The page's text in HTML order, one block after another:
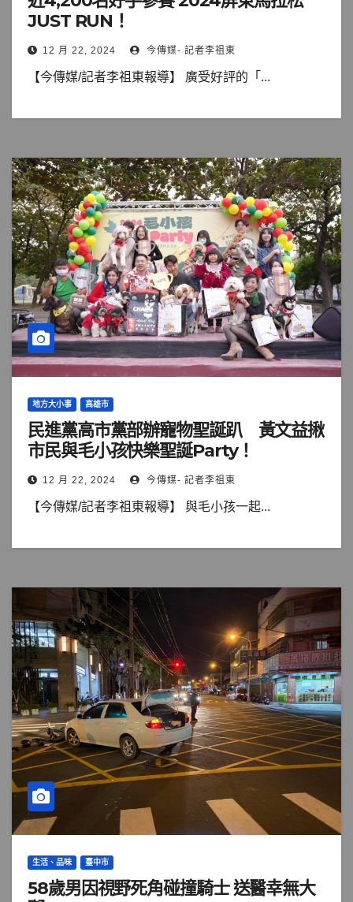
JUST RUN！
12 月 22, 2024 今傳媒- 記者李祖東
【今傳媒/記者李祖東報導】 廣受好評的「...
地方大小事 高雄市
民進黨高市黨部辦寵物聖誕趴 黃文益揪
市民與毛小孩快樂聖誕Party！
12 月 22, 2024 今傳媒- 記者李祖東
【今傳媒/記者李祖東報導】 與毛小孩一起...
生活、品味 臺中市
58歲男因視野死角碰撞騎士 送醫幸無大